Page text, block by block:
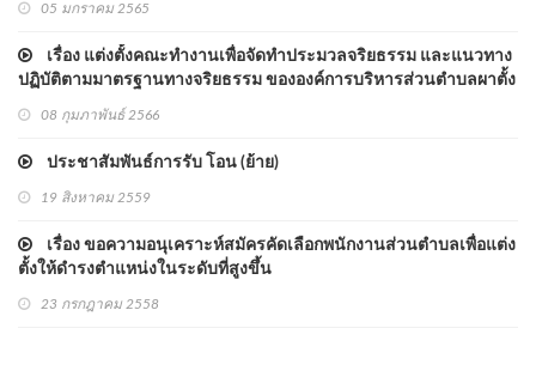
05 มกราคม 2565
เรื่อง แต่งตั้งคณะทำงานเพื่อจัดทำประมวลจริยธรรม และแนวทาง
ปฏิบัติตามมาตรฐานทางจริยธรรม ขององค์การบริหารส่วนตำบลผาตั้ง
08 กุมภาพันธ์ 2566
ประชาสัมพันธ์การรับ โอน (ย้าย)
19 สิงหาคม 2559
เรื่อง ขอความอนุเคราะห์สมัครคัดเลือกพนักงานส่วนตำบลเพื่อแต่ง
ตั้งให้ดำรงตำแหน่งในระดับที่สูงขึ้น
23 กรกฎาคม 2558